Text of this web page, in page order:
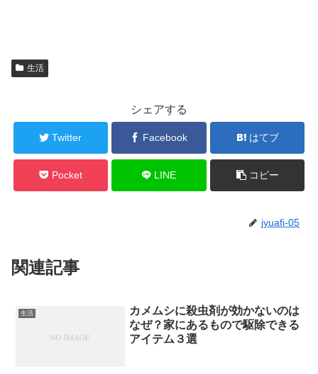
生活
シェアする
Twitter Facebook はてブ
Pocket LINE コピー
jyuafi-05
関連記事
生活
カメムシに殺虫剤が効かないのは
なぜ？家にあるもので駆除できる
アイテム３選